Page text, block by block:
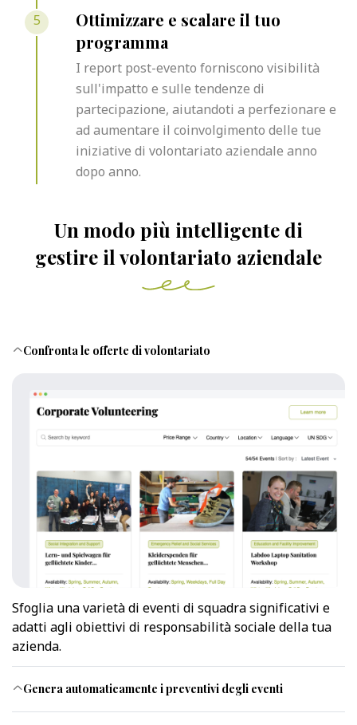
5
Ottimizzare e scalare il tuo
programma
I report post-evento forniscono visibilità
sull'impatto e sulle tendenze di
partecipazione, aiutandoti a perfezionare e
ad aumentare il coinvolgimento delle tue
iniziative di volontariato aziendale anno
dopo anno.
Un modo più intelligente di
gestire il volontariato aziendale
Confronta le offerte di volontariato
Sfoglia una varietà di eventi di squadra significativi e
adatti agli obiettivi di responsabilità sociale della tua
azienda.
Genera automaticamente i preventivi degli eventi